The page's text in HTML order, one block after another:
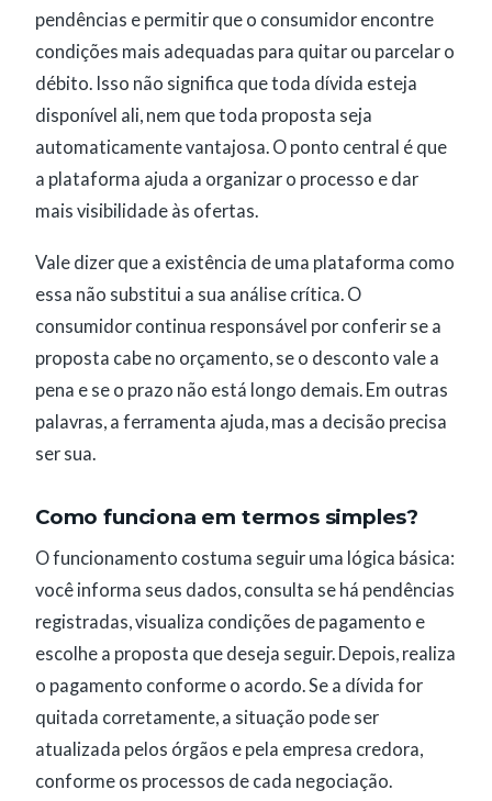
pendências e permitir que o consumidor encontre
condições mais adequadas para quitar ou parcelar o
débito. Isso não significa que toda dívida esteja
disponível ali, nem que toda proposta seja
automaticamente vantajosa. O ponto central é que
a plataforma ajuda a organizar o processo e dar
mais visibilidade às ofertas.
Vale dizer que a existência de uma plataforma como
essa não substitui a sua análise crítica. O
consumidor continua responsável por conferir se a
proposta cabe no orçamento, se o desconto vale a
pena e se o prazo não está longo demais. Em outras
palavras, a ferramenta ajuda, mas a decisão precisa
ser sua.
Como funciona em termos simples?
O funcionamento costuma seguir uma lógica básica:
você informa seus dados, consulta se há pendências
registradas, visualiza condições de pagamento e
escolhe a proposta que deseja seguir. Depois, realiza
o pagamento conforme o acordo. Se a dívida for
quitada corretamente, a situação pode ser
atualizada pelos órgãos e pela empresa credora,
conforme os processos de cada negociação.